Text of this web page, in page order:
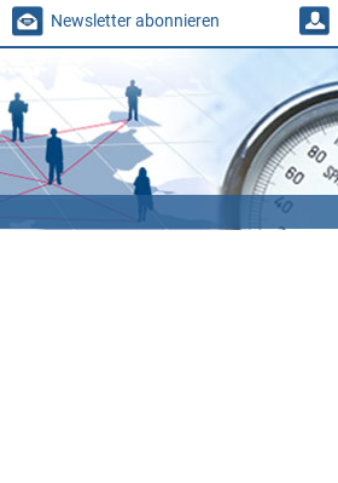
Newsletter abonnieren